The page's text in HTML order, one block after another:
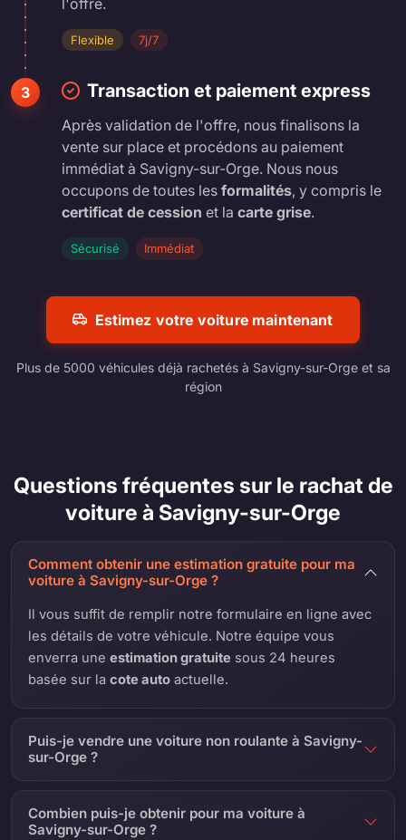
l'offre.
Flexible 7j/7
3 Transaction et paiement express
Après validation de l'offre, nous finalisons la
vente sur place et procédons au paiement
immédiat à Savigny-sur-Orge. Nous nous
occupons de toutes les formalités, y compris le
certificat de cession et la carte grise.
Sécurisé Immédiat
Estimez votre voiture maintenant
Plus de 5000 véhicules déjà rachetés à Savigny-sur-Orge et sa
région
Questions fréquentes sur le rachat de
voiture à Savigny-sur-Orge
Comment obtenir une estimation gratuite pour ma
voiture à Savigny-sur-Orge ?
Il vous suffit de remplir notre formulaire en ligne avec
les détails de votre véhicule. Notre équipe vous
enverra uneestimation gratuite sous 24 heures
basée sur lacote auto actuelle.
Puis-je vendre une voiture non roulante à Savigny-
sur-Orge ?
Combien puis-je obtenir pour ma voiture à
Savigny-sur-Orge ?